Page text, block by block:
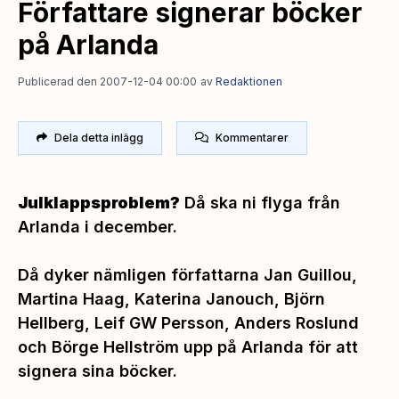
Författare signerar böcker
på Arlanda
Publicerad den 2007-12-04 00:00 av Redaktionen
Dela detta inlägg Kommentarer
Julklappsproblem? Då ska ni flyga från
Arlanda i december.
Då dyker nämligen författarna Jan Guillou,
Martina Haag, Katerina Janouch, Björn
Hellberg, Leif GW Persson, Anders Roslund
och Börge Hellström upp på Arlanda för att
signera sina böcker.